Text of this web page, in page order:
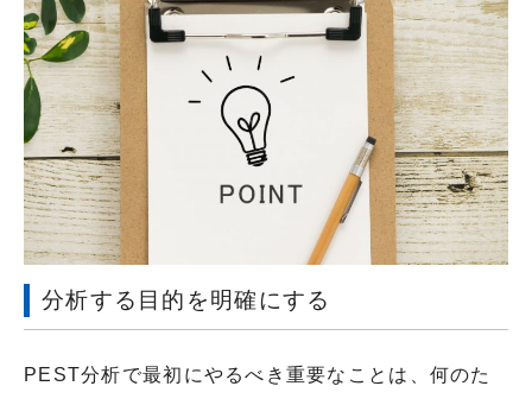
分析する目的を明確にする
PEST分析で最初にやるべき重要なことは、何のた